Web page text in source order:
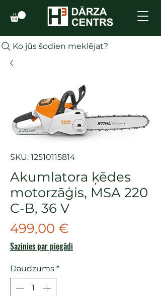
Ko jūs šodien meklējat?
SKU: 12510115814
Akumlatora ķēdes
motorzāģis, MSA 220
C-B, 36 V
499,00 €
Sazinies par piegādi
Daudzums *